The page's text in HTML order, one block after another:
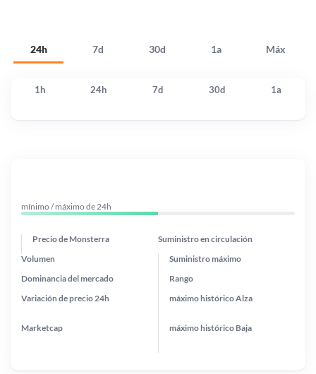
24h 7d 30d 1a Máx
1h 24h 7d 30d 1a
mínimo / máximo de 24h
Precio de Monsterra Suministro en circulación
Variación de precio24h
Suministro máximo
Dominancia del mercado
Marketcap
Volumen
Rango
máximo históricoAlza
máximo histórico Baja